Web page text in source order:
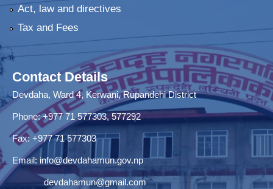
Act, law and directives
Tax and Fees
Contact Details
Devdaha, Ward 4, Kerwani, Rupandehi District
Phone: +977 71 577303, 577292
Fax: +977 71 577303
Email: info@devdahamun.gov.np
devdahamun@gmail.com